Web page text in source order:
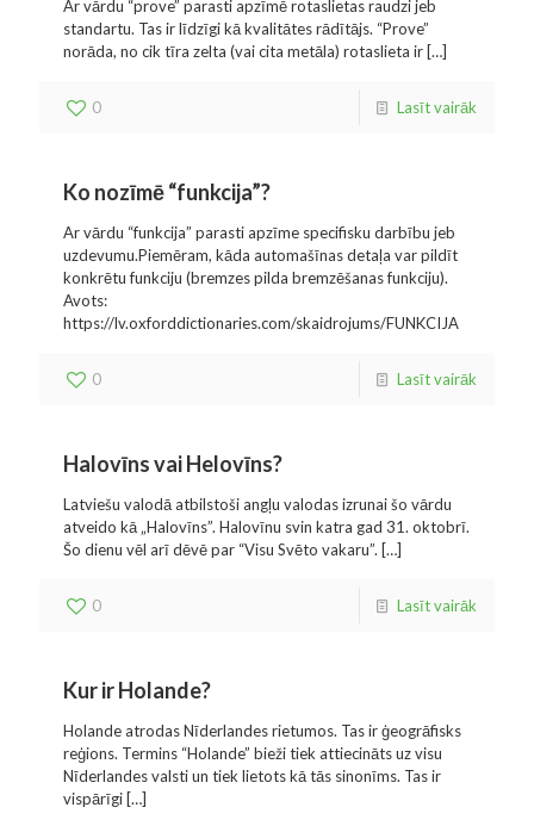
Ar vārdu “prove” parasti apzīmē rotaslietas raudzi jeb
standartu. Tas ir līdzīgi kā kvalitātes rādītājs. “Prove”
norāda, no cik tīra zelta (vai cita metāla) rotaslieta ir […]
0 Lasīt vairāk
Ko nozīmē “funkcija”?
Ar vārdu “funkcija” parasti apzīme specifisku darbību jeb
uzdevumu.Piemēram, kāda automašīnas detaļa var pildīt
konkrētu funkciju (bremzes pilda bremzēšanas funkciju).
Avots:
https://lv.oxforddictionaries.com/skaidrojums/FUNKCIJA
0 Lasīt vairāk
Halovīns vai Helovīns?
Latviešu valodā atbilstoši angļu valodas izrunai šo vārdu
atveido kā „Halovīns”. Halovīnu svin katra gad 31. oktobrī.
Šo dienu vēl arī dēvē par “Visu Svēto vakaru”. […]
0 Lasīt vairāk
Kur ir Holande?
Holande atrodas Nīderlandes rietumos. Tas ir ģeogrāfisks
reģions. Termins “Holande” bieži tiek attiecināts uz visu
Nīderlandes valsti un tiek lietots kā tās sinonīms. Tas ir
vispārīgi […]